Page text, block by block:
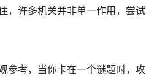
，许多机关并非单一作用，尝试
参考，当你卡在一个谜题时，